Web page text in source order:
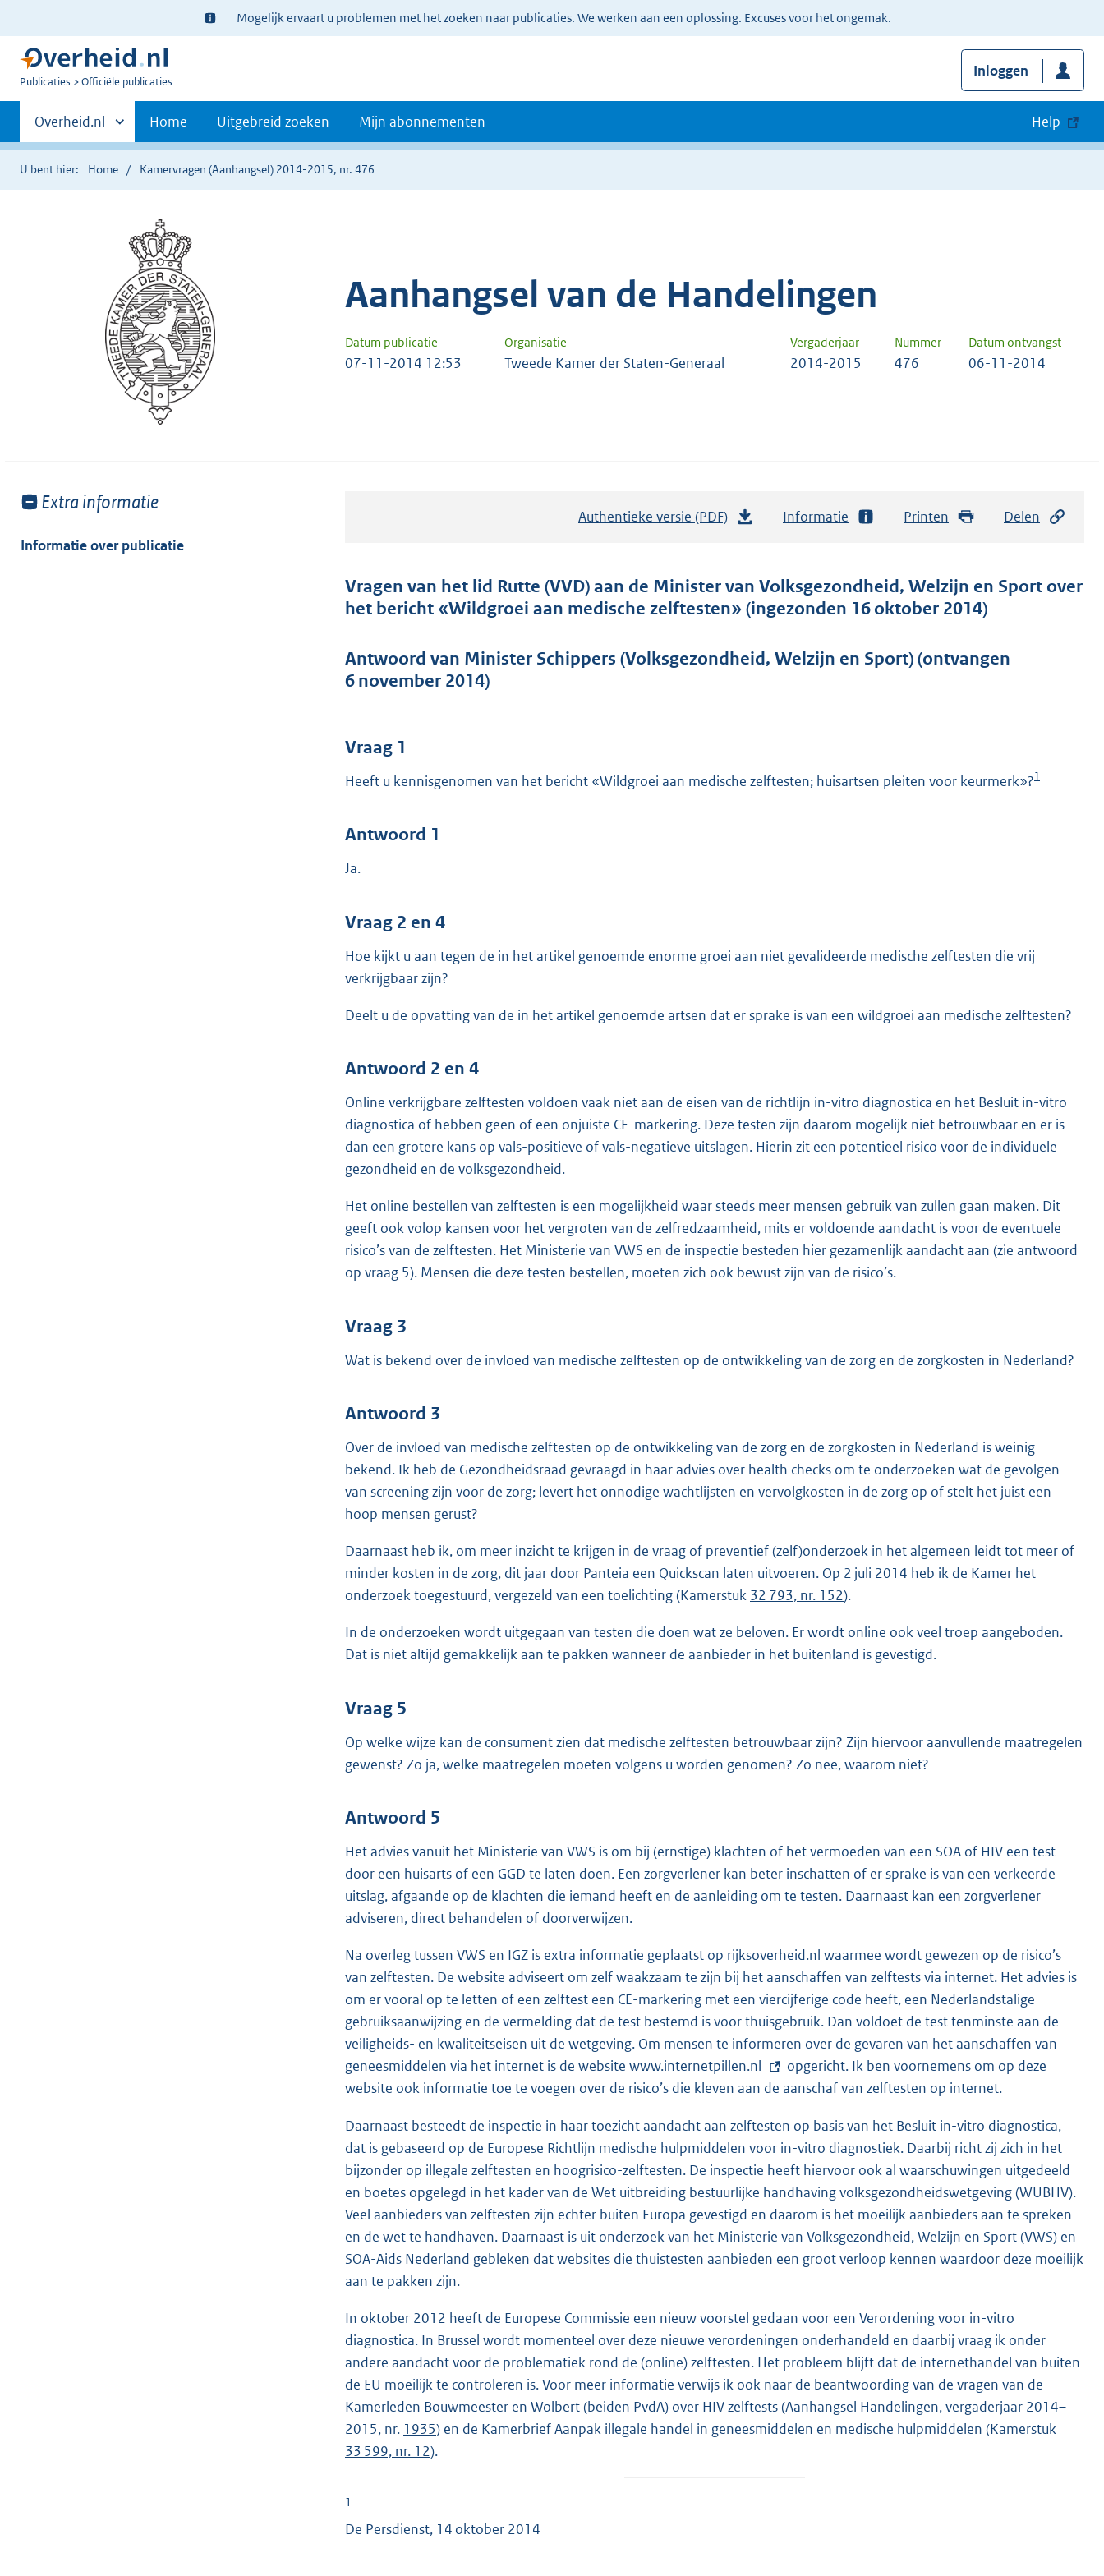
Ter
informatie:
Mogelijk ervaart u problemen met het zoeken naar publicaties. We werken aan een oplossing. Excuses voor het ongemak.
U
Publicaties Officiële publicaties
Inloggen
Primaire
navigatie
Andere
sites
binnen
Overheid.nl Home Uitgebreid zoeken Mijn abonnementen Help
U bent hier: Home Kamervragen (Aanhangsel) 2014-2015, nr. 476
Aanhangsel van de Handelingen
Datum publicatie Organisatie Vergaderjaar Nummer Datum ontvangst
07-11-2014 12:53 Tweede Kamer der Staten-Generaal 2014-2015 476 06-11-2014
Toon
van:
Extra informatie
Informatie over publicatie
Authentieke versie (PDF)
t
a
d
t
Informatie Printen Delen
Vragen van het lid Rutte (VVD) aan de Minister van Volksgezondheid, Welzijn en Sport over
het bericht «Wildgroei aan medische zelftesten» (ingezonden 16 oktober 2014)
Antwoord van Minister Schippers (Volksgezondheid, Welzijn en Sport) (ontvangen
6 november 2014)
Vraag 1
Heeft u kennisgenomen van het bericht «Wildgroei aan medische zelftesten; huisartsen pleiten voor keurmerk»?1
Antwoord 1
Ja.
Vraag 2 en 4
Hoe kijkt u aan tegen de in het artikel genoemde enorme groei aan niet gevalideerde medische zelftesten die vrij
verkrijgbaar zijn?
Deelt u de opvatting van de in het artikel genoemde artsen dat er sprake is van een wildgroei aan medische zelftesten?
Antwoord 2 en 4
Online verkrijgbare zelftesten voldoen vaak niet aan de eisen van de richtlijn in-vitro diagnostica en het Besluit in-vitro
diagnostica of hebben geen of een onjuiste CE-markering. Deze testen zijn daarom mogelijk niet betrouwbaar en er is
dan een grotere kans op vals-positieve of vals-negatieve uitslagen. Hierin zit een potentieel risico voor de individuele
gezondheid en de volksgezondheid.
Het online bestellen van zelftesten is een mogelijkheid waar steeds meer mensen gebruik van zullen gaan maken. Dit
geeft ook volop kansen voor het vergroten van de zelfredzaamheid, mits er voldoende aandacht is voor de eventuele
risico’s van de zelftesten. Het Ministerie van VWS en de inspectie besteden hier gezamenlijk aandacht aan (zie antwoord
op vraag 5). Mensen die deze testen bestellen, moeten zich ook bewust zijn van de risico’s.
Vraag 3
Wat is bekend over de invloed van medische zelftesten op de ontwikkeling van de zorg en de zorgkosten in Nederland?
Antwoord 3
Over de invloed van medische zelftesten op de ontwikkeling van de zorg en de zorgkosten in Nederland is weinig
bekend. Ik heb de Gezondheidsraad gevraagd in haar advies over health checks om te onderzoeken wat de gevolgen
van screening zijn voor de zorg; levert het onnodige wachtlijsten en vervolgkosten in de zorg op of stelt het juist een
hoop mensen gerust?
Daarnaast heb ik, om meer inzicht te krijgen in de vraag of preventief (zelf)onderzoek in het algemeen leidt tot meer of
minder kosten in de zorg, dit jaar door Panteia een Quickscan laten uitvoeren. Op 2 juli 2014 heb ik de Kamer het
onderzoek toegestuurd, vergezeld van een toelichting (Kamerstuk 32 793, nr. 152).
In de onderzoeken wordt uitgegaan van testen die doen wat ze beloven. Er wordt online ook veel troep aangeboden.
Dat is niet altijd gemakkelijk aan te pakken wanneer de aanbieder in het buitenland is gevestigd.
Vraag 5
Op welke wijze kan de consument zien dat medische zelftesten betrouwbaar zijn? Zijn hiervoor aanvullende maatregelen
gewenst? Zo ja, welke maatregelen moeten volgens u worden genomen? Zo nee, waarom niet?
Antwoord 5
Het advies vanuit het Ministerie van VWS is om bij (ernstige) klachten of het vermoeden van een SOA of HIV een test
door een huisarts of een GGD te laten doen. Een zorgverlener kan beter inschatten of er sprake is van een verkeerde
uitslag, afgaande op de klachten die iemand heeft en de aanleiding om te testen. Daarnaast kan een zorgverlener
adviseren, direct behandelen of doorverwijzen.
Na overleg tussen VWS en IGZ is extra informatie geplaatst op rijksoverheid.nl waarmee wordt gewezen op de risico’s
van zelftesten. De website adviseert om zelf waakzaam te zijn bij het aanschaffen van zelftests via internet. Het advies is
om er vooral op te letten of een zelftest een CE-markering met een viercijferige code heeft, een Nederlandstalige
gebruiksaanwijzing en de vermelding dat de test bestemd is voor thuisgebruik. Dan voldoet de test tenminste aan de
veiligheids- en kwaliteitseisen uit de wetgeving. Om mensen te informeren over de gevaren van het aanschaffen van
geneesmiddelen via het internet is de website E
x
e
r
n
e
l
i
n
www.internetpillen.nl
opgericht. Ik ben voornemens om op deze
website ook informatie toe te voegen over de risico’s die kleven aan de aanschaf van zelftesten op internet.
Daarnaast besteedt de inspectie in haar toezicht aandacht aan zelftesten op basis van het Besluit in-vitro diagnostica,
dat is gebaseerd op de Europese Richtlijn medische hulpmiddelen voor in-vitro diagnostiek. Daarbij richt zij zich in het
bijzonder op illegale zelftesten en hoogrisico-zelftesten. De inspectie heeft hiervoor ook al waarschuwingen uitgedeeld
en boetes opgelegd in het kader van de Wet uitbreiding bestuurlijke handhaving volksgezondheidswetgeving (WUBHV).
Veel aanbieders van zelftesten zijn echter buiten Europa gevestigd en daarom is het moeilijk aanbieders aan te spreken
en de wet te handhaven. Daarnaast is uit onderzoek van het Ministerie van Volksgezondheid, Welzijn en Sport (VWS) en
SOA-Aids Nederland gebleken dat websites die thuistesten aanbieden een groot verloop kennen waardoor deze moeilijk
aan te pakken zijn.
In oktober 2012 heeft de Europese Commissie een nieuw voorstel gedaan voor een Verordening voor in-vitro
diagnostica. In Brussel wordt momenteel over deze nieuwe verordeningen onderhandeld en daarbij vraag ik onder
andere aandacht voor de problematiek rond de (online) zelftesten. Het probleem blijft dat de internethandel van buiten
de EU moeilijk te controleren is. Voor meer informatie verwijs ik ook naar de beantwoording van de vragen van de
Kamerleden Bouwmeester en Wolbert (beiden PvdA) over HIV zelftests (Aanhangsel Handelingen, vergaderjaar 2014–
2015, nr. 1935) en de Kamerbrief Aanpak illegale handel in geneesmiddelen en medische hulpmiddelen (Kamerstuk
33 599, nr. 12).
1
De Persdienst, 14 oktober 2014